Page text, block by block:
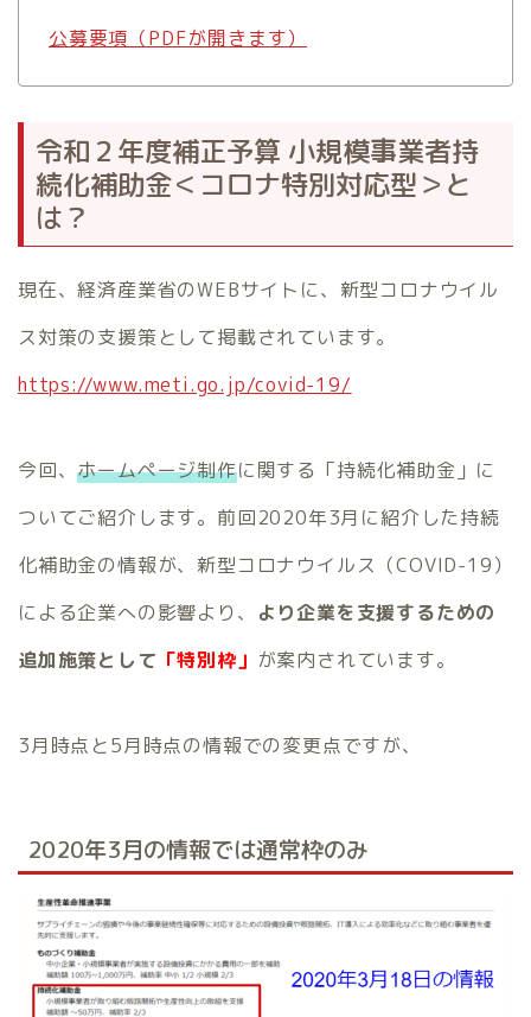
公募要項（PDFが開きます）
令和２年度補正予算 小規模事業者持
続化補助金＜コロナ特別対応型＞と
は？
現在、経済産業省のWEBサイトに、新型コロナウイル
ス対策の支援策として掲載されています。
https://www.meti.go.jp/covid-19/
今回、ホームページ制作に関する「持続化補助金」に
ついてご紹介します。前回2020年3月に紹介した持続
化補助金の情報が、新型コロナウイルス（COVID-19）
による企業への影響より、
より企業を支援するための
追加施策として 「特別枠」 が案内されています。
3月時点と5月時点の情報での変更点ですが、
2020年3月の情報では通常枠のみ